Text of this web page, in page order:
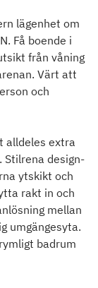
lägenhet om
Få boende i
från våning
Värt att
och
alldeles extra
Stilrena design-
ytskikt och
rakt in och
mellan
umgängesyta.
badrum